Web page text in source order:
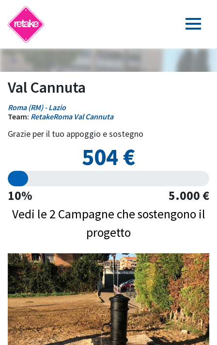
Val Cannuta
Roma (RM) - Lazio
Team: RetakeRoma Val Cannuta
Grazie per il tuo appoggio e sostegno
504 €
10%
5.000 €
Vedi le 2 Campagne che sostengono il
progetto